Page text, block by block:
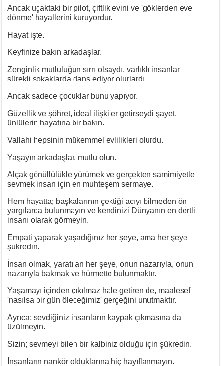
Ancak uçaktaki bir pilot, çiftlik evini ve 'göklerden eve
dönme' hayallerini kuruyordur.
Hayat işte.
Keyfinize bakın arkadaşlar.
Zenginlik mutluluğun sırrı olsaydı, varlıklı insanlar
sürekli sokaklarda dans ediyor olurlardı.
Ancak sadece çocuklar bunu yapıyor.
Güzellik ve şöhret, ideal ilişkiler getirseydi şayet,
ünlülerin hayatına bir bakın.
Vallahi hepsinin mükemmel evlilikleri olurdu.
Yaşayın arkadaşlar, mutlu olun.
Alçak gönüllülükle yürümek ve gerçekten samimiyetle
sevmek insan için en muhteşem sermaye.
Hem hayatta; başkalarının çektiği acıyı bilmeden ön
yargılarda bulunmayın ve kendinizi Dünyanın en dertli
insanı olarak görmeyin.
Empati yaparak yaşadığınız her şeye, ama her şeye
şükredin.
İnsan olmak, yaratılan her şeye, onun nazarıyla, onun
nazarıyla bakmak ve hürmette bulunmaktır.
Yaşamayı içinden çıkılmaz hale getiren de, maalesef
'nasılsa bir gün öleceğimiz' gerçeğini unutmaktır.
Ayrıca; sevdiğiniz insanların kaypak çıkmasına da
üzülmeyin.
Sizin; sevmeyi bilen bir kalbiniz olduğu için şükredin.
İnsanların nankör olduklarına hiç hayıflanmayın.